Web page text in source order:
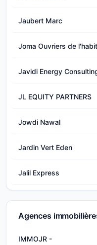
Jaubert Marc
Joma Ouvriers de
Javidi Energy
JL EQUITY PARTNERS
Jowdi Nawal
Jardin Vert Eden
Jalil Express
Agences
IMMOJR -